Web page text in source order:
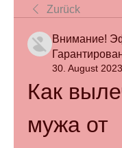
Zurück
Внимание!
30. August 2023
Как
мужа от